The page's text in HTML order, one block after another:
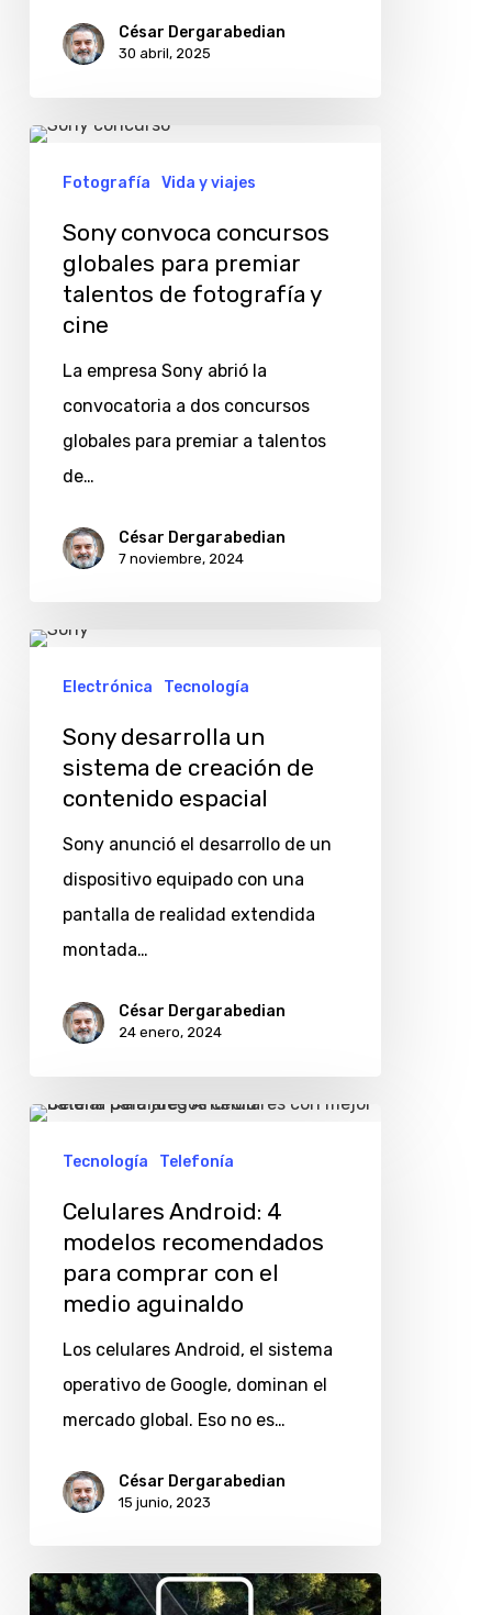
César Dergarabedian
30 abril, 2025
Sony
convoca
globales
para
premiar
Fotografía Vida y viajes
Sony convoca concursos
globales para premiar
talentos de fotografía y
cine
La empresa Sony abrió la
convocatoria a dos concursos
globales para premiar a talentos
de…
César Dergarabedian
7 noviembre, 2024
Sony
desarrolla
sistema
contenido
espacial
Electrónica Tecnología
Sony desarrolla un
sistema de creación de
contenido espacial
Sony anunció el desarrollo de un
dispositivo equipado con una
pantalla de realidad extendida
montada…
César Dergarabedian
24 enero, 2024
Celulares
Android:
modelos
aguinaldo
Tecnología Telefonía
Celulares Android: 4
modelos recomendados
para comprar con el
medio aguinaldo
Los celulares Android, el sistema
operativo de Google, dominan el
mercado global. Eso no es…
César Dergarabedian
15 junio, 2023
Eco